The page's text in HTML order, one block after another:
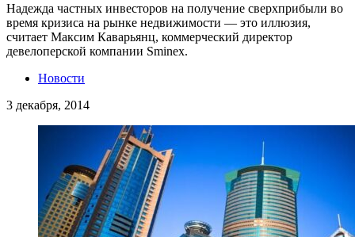
Надежда частных инвесторов на получение сверхприбыли во
время кризиса на рынке недвижимости — это иллюзия,
считает Максим Каварьянц, коммерческий директор
девелоперской компании Sminex.
Новости
3 декабря, 2014